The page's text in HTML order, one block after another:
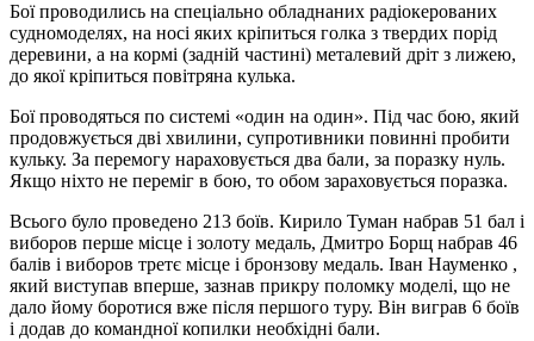
Бої проводились на спеціально обладнаних радіокерованих
судномоделях, на носі яких кріпиться голка з твердих порід
деревини, а на кормі (задній частині) металевий дріт з лижею,
до якої кріпиться повітряна кулька.
Бої проводяться по системі «один на один». Під час бою, який
продовжується дві хвилини, супротивники повинні пробити
кульку. За перемогу нараховується два бали, за поразку нуль.
Якщо ніхто не переміг в бою, то обом зараховується поразка.
Всього було проведено 213 боїв. Кирило Туман набрав 51 бал і
виборов перше місце і золоту медаль, Дмитро Борщ набрав 46
балів і виборов третє місце і бронзову медаль. Іван Науменко ,
який виступав вперше, зазнав прикру поломку моделі, що не
дало йому боротися вже після першого туру. Він виграв 6 боїв
і додав до командної копилки необхідні бали.